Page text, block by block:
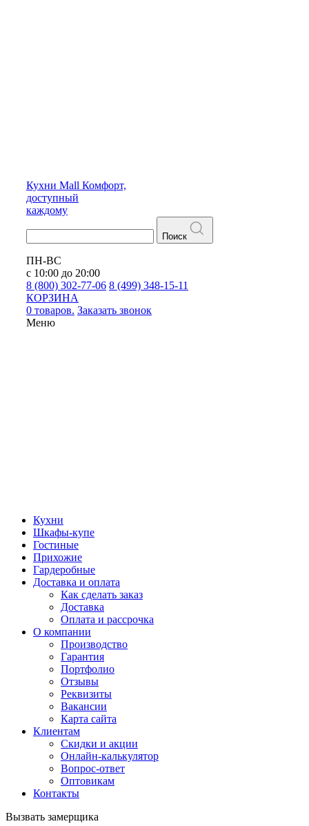
Кухни Mall Комфорт,
доступный
каждому
Поиск
ПН-ВС
с 10:00 до 20:00
8 (800) 302-77-06 8 (499) 348-15-11
КОРЗИНА
0 товаров. Заказать звонок
Меню
Кухни
Шкафы-купе
Гостиные
Прихожие
Гардеробные
Доставка и оплата
Как сделать заказ
Доставка
Оплата и рассрочка
О компании
Производство
Гарантия
Портфолио
Отзывы
Реквизиты
Вакансии
Карта сайта
Клиентам
Скидки и акции
Онлайн-калькулятор
Вопрос-ответ
Оптовикам
Контакты
Вызвать замерщика